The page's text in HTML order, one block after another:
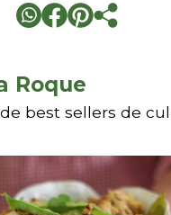
Roque
best sellers de